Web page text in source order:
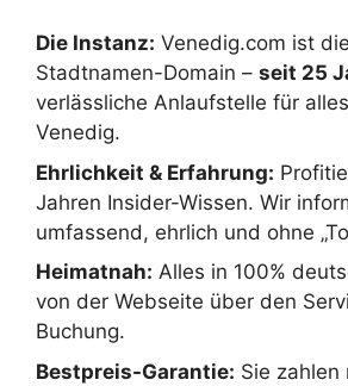
Die Instanz: Venedig.com ist
Stadtnamen-Domain – seit 25
verlässliche Anlaufstelle für
Venedig.
Ehrlichkeit & Erfahrung:
Jahren Insider-Wissen. Wir
umfassend, ehrlich und ohne
Heimatnah: Alles in 100%
von der Webseite über den
Buchung.
Bestpreis-Garantie: Sie zahlen